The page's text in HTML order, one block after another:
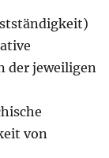
der jeweiligen
von